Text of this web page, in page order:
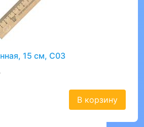
15 см, С03
В корзину